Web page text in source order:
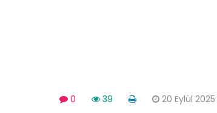
0 39 20 Eylül 2025